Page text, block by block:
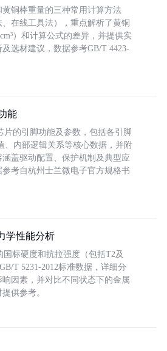
铜棒重量的三种常用计算方法
、在线工具法），重点解析了黄铜
）和计算公式的差异，并提供实
选材建议，数据参考GB/T 4423-
能
片的引脚功能及参数，包括各引脚
、内部逻辑关系等核心数据，并附
盖驱动配置、保护机制及典型应
考自杭州士兰微电子官方规格书
学性能分析
标硬度和抗拉强度（包括T2及
T 5231-2012标准数据，详细分
因素，并对比不同状态下的金属
供参考。